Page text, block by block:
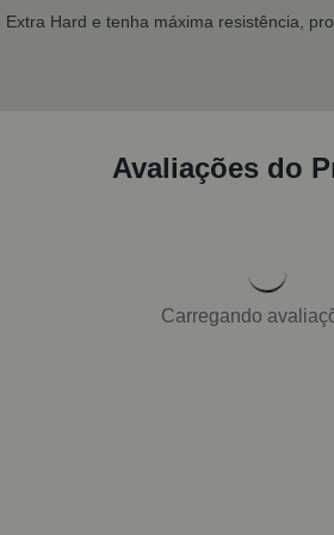
Hard e tenha máxima resistência,
Avaliações do
Carregando